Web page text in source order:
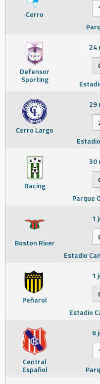
Cerro
Defensor
Sporting
24
Cerro Largo
29
Racing
30
Parque
Boston River
1
Estadio
Peñarol
1
Estadio
Central
Español
6